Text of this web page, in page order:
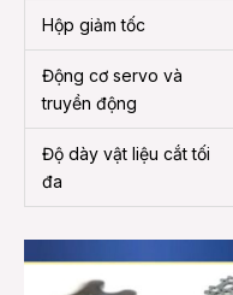
Hộp giảm tốc
Động cơ servo và
truyền động
Độ dày vật liệu cắt tối
đa